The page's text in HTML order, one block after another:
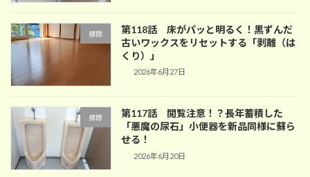
掃除
第118話 床がパッと明るく！黒ずんだ
古いワックスをリセットする「剥離（は
くり）」
2026年6月27日
掃除
第117話 閲覧注意！？長年蓄積した
「悪魔の尿石」小便器を新品同様に蘇ら
せる！
2026年6月20日